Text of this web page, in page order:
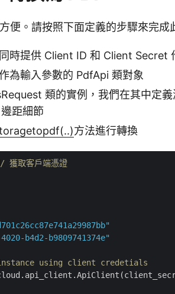
。請按照下面定義的步驟來完成
時提供 Client ID 和 Client Secret
為輸入參數的 PdfApi 類對象
類的實例，我們在其中定義
距細節
方法進行轉換
取客戶端憑證
b4d2-b9809741374e"
using client credetials